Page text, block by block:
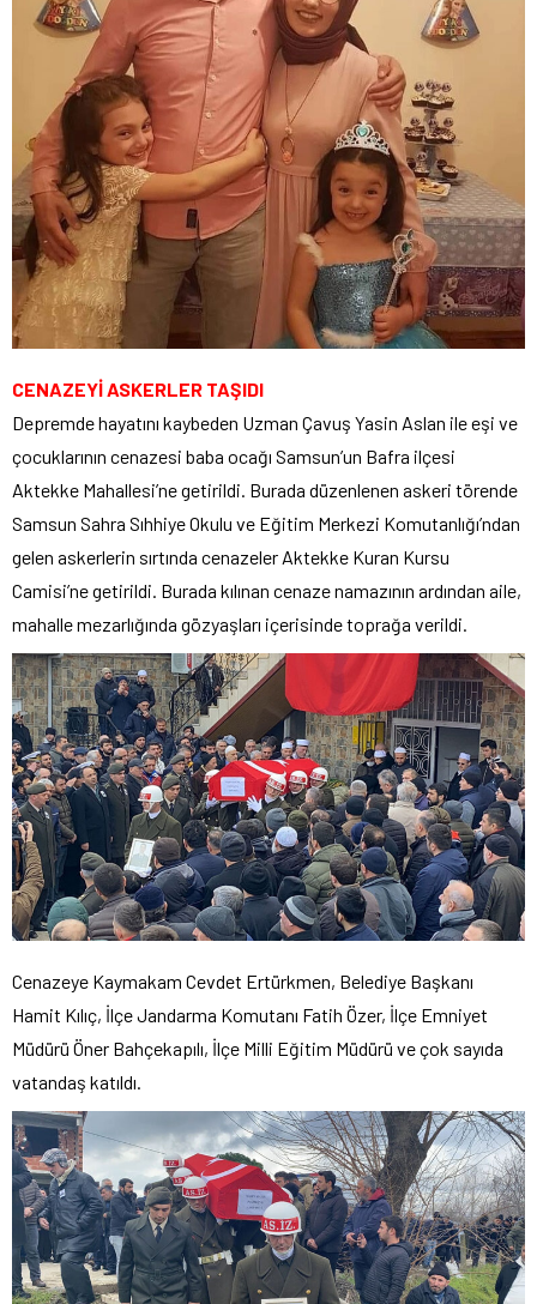
CENAZEYİ ASKERLER TAŞIDI
Depremde hayatını kaybeden Uzman Çavuş Yasin Aslan ile eşi ve
çocuklarının cenazesi baba ocağı Samsun’un Bafra ilçesi
Aktekke Mahallesi’ne getirildi. Burada düzenlenen askeri törende
Samsun Sahra Sıhhiye Okulu ve Eğitim Merkezi Komutanlığı’ndan
gelen askerlerin sırtında cenazeler Aktekke Kuran Kursu
Camisi’ne getirildi. Burada kılınan cenaze namazının ardından aile,
mahalle mezarlığında gözyaşları içerisinde toprağa verildi.
Cenazeye Kaymakam Cevdet Ertürkmen, Belediye Başkanı
Hamit Kılıç, İlçe Jandarma Komutanı Fatih Özer, İlçe Emniyet
Müdürü Öner Bahçekapılı, İlçe Milli Eğitim Müdürü ve çok sayıda
vatandaş katıldı.